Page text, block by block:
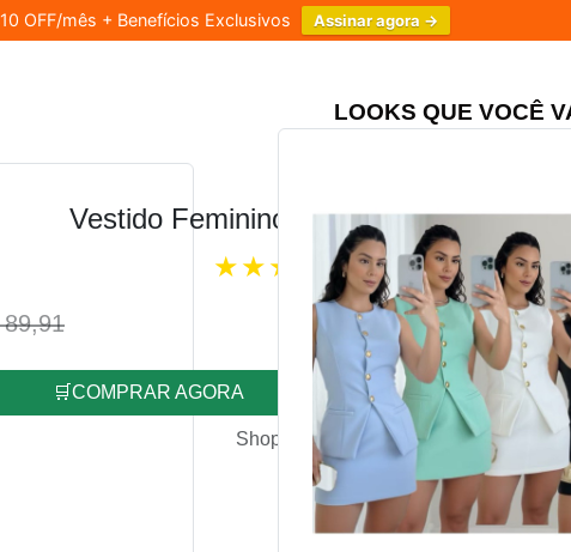
OFF/mês + Benefícios Exclusivos Assinar agora →
Vestido Feminino Longo Três Marias
4.8
🛒COMPRAR AGORA
Shopee.com.br
LOOKS QUE VOCÊ